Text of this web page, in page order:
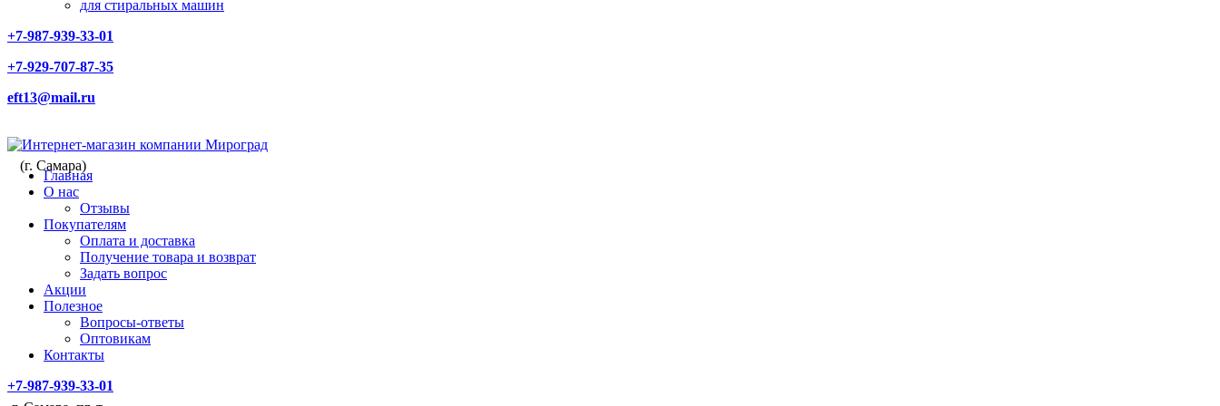
для стиральных машин
+7-987-939-33-01
+7-929-707-87-35
eft13@mail.ru
(г. Самара)
Главная
О нас
Отзывы
Покупателям
Оплата и доставка
Получение товара и возврат
Задать вопрос
Акции
Полезное
Вопросы-ответы
Оптовикам
Контакты
+7-987-939-33-01